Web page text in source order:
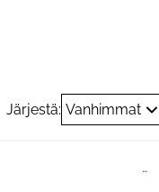
Järjestä: Vanhimmat
…